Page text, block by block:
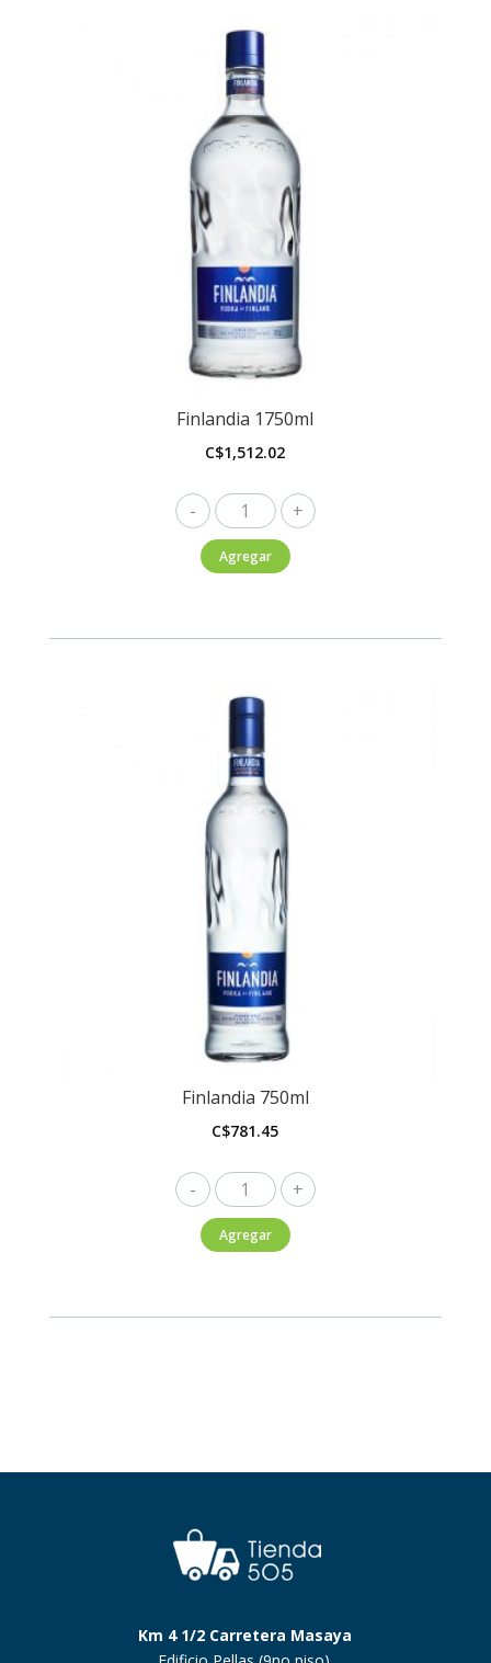
Finlandia 1750ml
C$1,512.02
Finlandia
1750ml
cantidad
Agregar
Finlandia 750ml
C$781.45
Finlandia
750ml
cantidad
Agregar
Km 4 1/2 Carretera Masaya